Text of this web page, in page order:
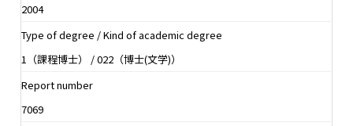
2004
Type of degree / Kind of academic degree
1（課程博士） / 022（博士(文学)）
Report number
7069